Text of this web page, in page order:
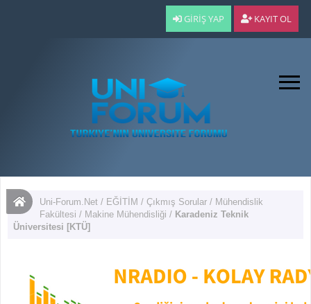
GIRIŞ YAP KAYIT OL
Uni-Forum.Net / EĞİTİM /Çıkmış Sorular / Mühendislik
Fakültesi / Makine Mühendisliği / Karadeniz Teknik
Üniversitesi [KTÜ]